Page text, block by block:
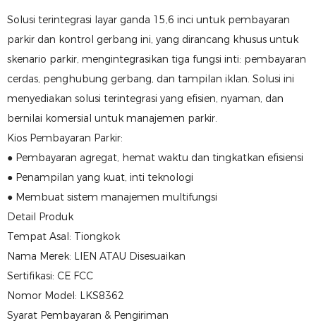
Solusi terintegrasi layar ganda 15,6 inci untuk pembayaran
parkir dan kontrol gerbang ini, yang dirancang khusus untuk
skenario parkir, mengintegrasikan tiga fungsi inti: pembayaran
cerdas, penghubung gerbang, dan tampilan iklan. Solusi ini
menyediakan solusi terintegrasi yang efisien, nyaman, dan
bernilai komersial untuk manajemen parkir.
Kios Pembayaran Parkir:
● Pembayaran agregat, hemat waktu dan tingkatkan efisiensi
● Penampilan yang kuat, inti teknologi
● Membuat sistem manajemen multifungsi
Detail Produk
Tempat Asal: Tiongkok
Nama Merek: LIEN ATAU Disesuaikan
Sertifikasi: CE FCC
Nomor Model: LKS8362
Syarat Pembayaran & Pengiriman